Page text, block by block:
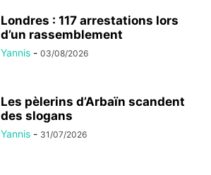
Londres : 117 arrestations lors
d’un rassemblement
Yannis - 03/08/2026
Les pèlerins d’Arbaïn scandent
des slogans
Yannis - 31/07/2026